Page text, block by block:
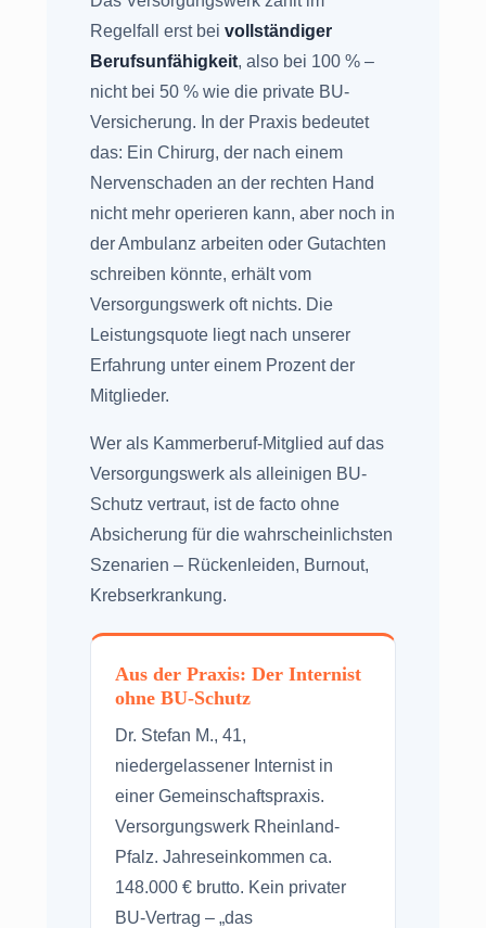
Regelfall erst bei vollständiger
Berufsunfähigkeit, also bei 100 % –
nicht bei 50 % wie die private BU-
Versicherung. In der Praxis bedeutet
das: Ein Chirurg, der nach einem
Nervenschaden an der rechten Hand
nicht mehr operieren kann, aber noch in
der Ambulanz arbeiten oder Gutachten
schreiben könnte, erhält vom
Versorgungswerk oft nichts. Die
Leistungsquote liegt nach unserer
Erfahrung unter einem Prozent der
Mitglieder.
Wer als Kammerberuf-Mitglied auf das
Versorgungswerk als alleinigen BU-
Schutz vertraut, ist de facto ohne
Absicherung für die wahrscheinlichsten
Szenarien – Rückenleiden, Burnout,
Krebserkrankung.
Aus der Praxis: Der Internist
ohne BU-Schutz
Dr. Stefan M., 41,
niedergelassener Internist in
einer Gemeinschaftspraxis.
Versorgungswerk Rheinland-
Pfalz. Jahreseinkommen ca.
148.000 € brutto. Kein privater
BU-Vertrag – „das